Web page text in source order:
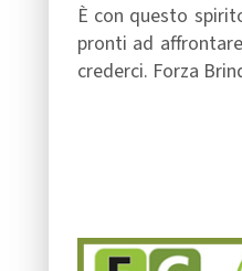
È con questo
pronti ad
crederci. Forza